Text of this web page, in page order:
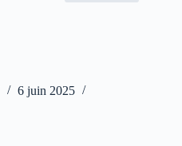
6 juin 2025